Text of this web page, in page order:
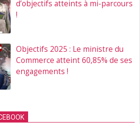
d’objectifs atteints à mi-parcours
!
Objectifs 2025 : Le ministre du
Commerce atteint 60,85% de ses
engagements !